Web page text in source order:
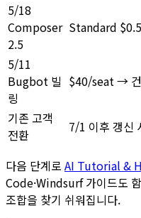
5/18
Composer
2.5
Standard
5/11
Bugbot 빌
링
$40/seat →
기존 고객
전환
7/1 이후 갱신
다음 단계로 AI Tutorial &
Code·Windsurf 가이드도
조합을 찾기 쉬워집니다.